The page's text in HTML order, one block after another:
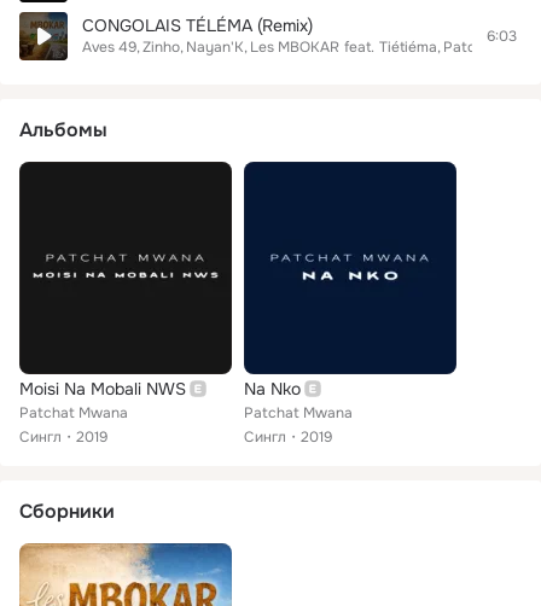
CONGOLAIS TÉLÉMA (Remix)
Aves 49 Zinho Nayan'K Les MBOKAR feat. Tiétiéma Patchat
6:03
Альбомы
Moisi Na Mobali NWS
Patchat Mwana
Сингл
2019
Na Nko
Patchat Mwana
Сингл
2019
Сборники